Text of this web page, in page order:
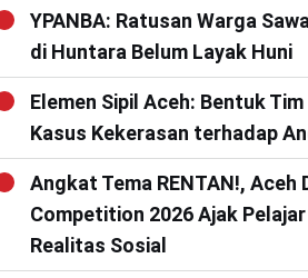
YPANBA: Ratusan Warga
di Huntara Belum Layak Huni
Elemen Sipil Aceh: Bentuk
Kasus Kekerasan terhadap
Angkat Tema RENTAN!, Aceh
Competition 2026 Ajak Pelajar
Realitas Sosial